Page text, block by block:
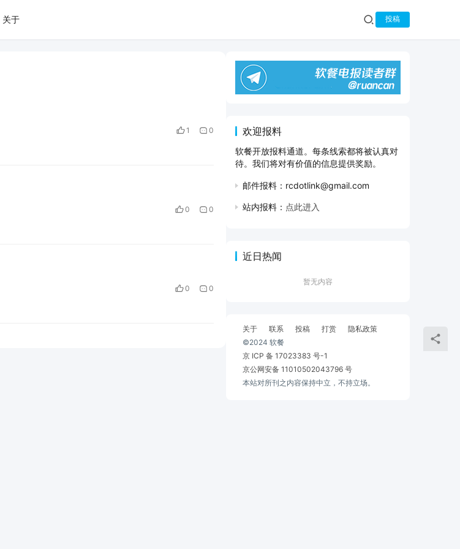
关于 投稿
1 0
0 0
0 0
欢迎报料
软餐开放报料通道。每条线索都将被认真对
待。我们将对有价值的信息提供奖励。
邮件报料：rcdotlink@gmail.com
站内报料： 点此进入
近日热闻
暂无内容
关于 联系 投稿 打赏
隐私政策
©2024 软餐
京 ICP 备 17023383 号-1
京公网安备 11010502043796 号
本站对所刊之内容保持中立，不持立场。